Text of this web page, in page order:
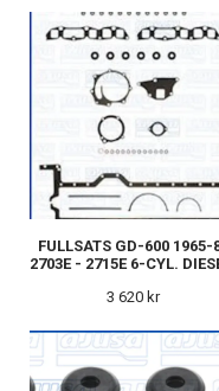
FULLSATS GD-600 1965-
2703E - 2715E 6-CYL.
3 620 kr